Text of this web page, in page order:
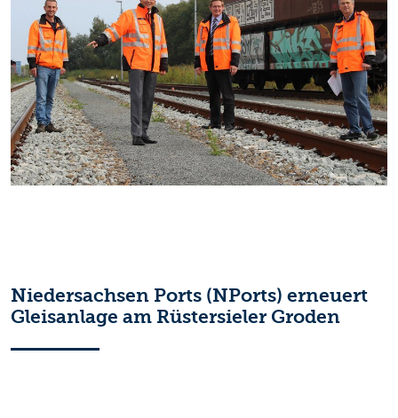
Niedersachsen Ports (NPorts) erneuert
Gleisanlage am Rüstersieler Groden